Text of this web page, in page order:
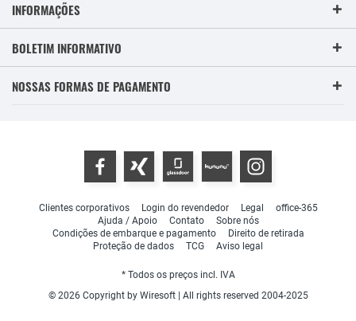
INFORMAÇÕES
BOLETIM INFORMATIVO
NOSSAS FORMAS DE PAGAMENTO
Clientes corporativos Login do revendedor Legal
office-365
Ajuda / Apoio
Contato
Sobre nós
Condições de embarque e pagamento
Direito de retirada
Proteção de dados
TCG Aviso legal
* Todos os preços incl. IVA
© 2026 Copyright by Wiresoft | All rights reserved 2004-2025